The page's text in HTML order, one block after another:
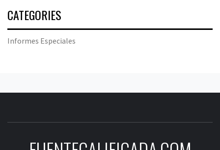
CATEGORIES
Informes Especiales